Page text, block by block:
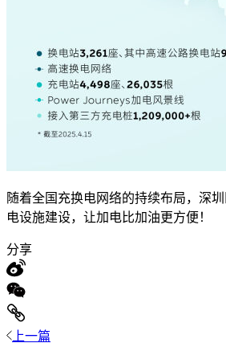
随着全国充换电网络的持续布局，深
电设施建设，让加电比加油更方便！
分享
上一篇